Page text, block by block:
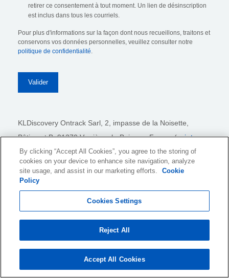
retirer ce consentement à tout moment. Un lien de désinscription
est inclus dans tous les courriels.
Pour plus d'informations sur la façon dont nous recueillons, traitons et
conservons vos données personnelles, veuillez consulter notre
politique de confidentialité
KLDiscovery Ontrack Sarl, 2, impasse de la Noisette,
Bâtiment B, 91370 Verrières-le-Buisson, France (voir tous
nos bureaux)
Conditions d'utilisation du site web
Politique de Confidentialité
Rapport de transparence
Conditions Générales de Vente
By clicking “Accept All Cookies”, you agree to the storing of
cookies on your device to enhance site navigation, analyze
site usage, and assist in our marketing efforts.
Cookie
Policy
Cookies Settings
Reject All
Accept All Cookies